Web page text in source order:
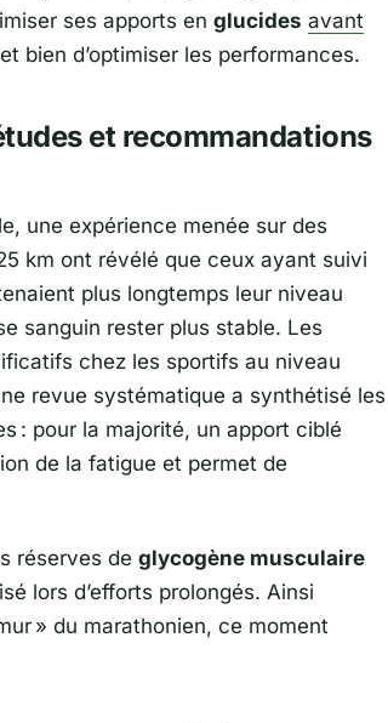
ses apports en glucides avant
et bien d’optimiser les performances.
et recommandations
une expérience menée sur des
km ont révélé que ceux ayant suivi
plus longtemps leur niveau
sanguin rester plus stable. Les
chez les sportifs au niveau
revue systématique a synthétisé les
: pour la majorité, un apport ciblé
de la fatigue et permet de
réserves de glycogène musculaire
lors d’efforts prolongés. Ainsi
» du marathonien, ce moment